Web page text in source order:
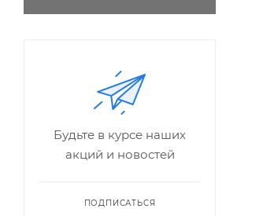
Будьте в курсе наших
акций и новостей
ПОДПИСАТЬСЯ